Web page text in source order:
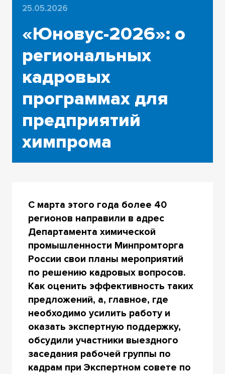
25.05.2026
«Юновус-2026»: о
региональных
кадровых
программах для
предприятий
химпрома
С марта этого года более 40
регионов направили в адрес
Департамента химической
промышленности Минпромторга
России свои планы мероприятий
по решению кадровых вопросов.
Как оценить эффективность таких
предложений, а, главное, где
необходимо усилить работу и
оказать экспертную поддержку,
обсудили участники выездного
заседания рабочей группы по
кадрам при Экспертном совете по